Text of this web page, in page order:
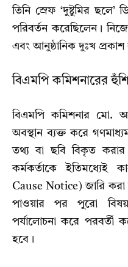
তিনি স্রেফ ‘দুষ্টুমির ছলে’
পরিবর্তন করেছিলেন।
এবং আনুষ্ঠানিক দুঃখ
বিএমপি কমিশনারের
বিএমপি কমিশনার মো.
অবস্থান ব্যক্ত করে
তথ্য বা ছবি বিকৃত
কর্মকর্তাকে ইতিমধ্যেই
Cause Notice) জারি
পাওয়ার পর পুরো
পর্যালোচনা করে পরবর্তী
হবে।